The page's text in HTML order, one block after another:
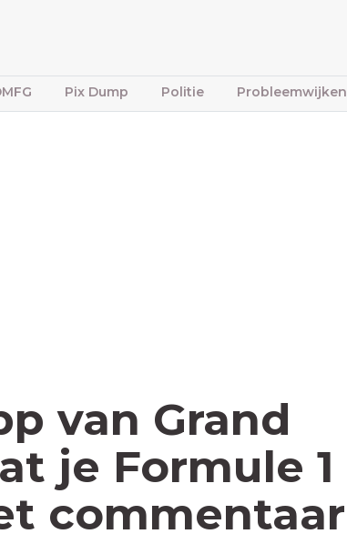
Pix Dump Politie Probleemwijken
van Grand
je Formule 1
commentaar